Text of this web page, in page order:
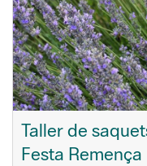
Taller de
Festa Remença